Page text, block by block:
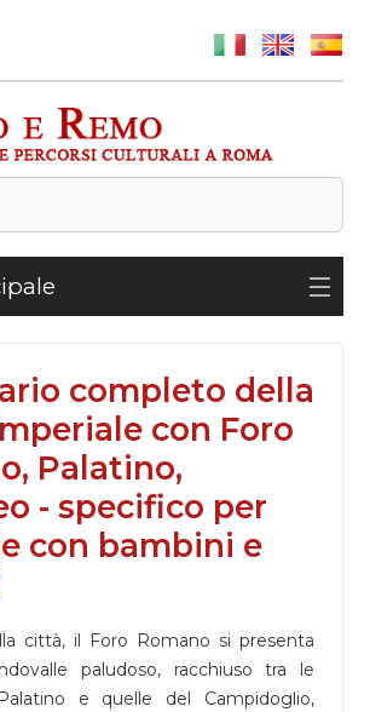
completo della
con Foro
Palatino,
- specifico per
con bambini e
città, il Foro Romano si presenta
paludoso, racchiuso tra le
e quelle del Campidoglio,